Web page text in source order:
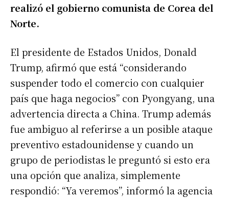
realizó el gobierno comunista de Corea del
Norte.
El presidente de Estados Unidos, Donald
Trump, afirmó que está “considerando
suspender todo el comercio con cualquier
país que haga negocios” con Pyongyang, una
advertencia directa a China. Trump además
fue ambiguo al referirse a un posible ataque
preventivo estadounidense y cuando un
grupo de periodistas le preguntó si esto era
una opción que analiza, simplemente
respondió: “Ya veremos”, informó la agencia